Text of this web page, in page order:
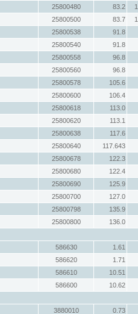
25800480 83.2
25800500 83.7
25800538
91.8
25800540
91.8
25800558
96.8
25800560
96.8
25800578
105.6
25800600
106.4
25800618
113.0
25800620
113.1
25800638
117.6
25800640
117.643
25800678
122.3
25800680
122.4
25800690
125.9
25800700
127.0
25800798
135.9
25800800
136.0
586630
1.61
586620
1.71
586610
10.51
586600
10.62
3880010
0.73